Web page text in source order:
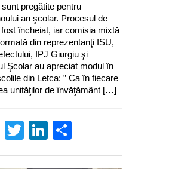
pregătite pentru
an şcolar. Procesul de
încheiat, iar comisia mixtă
din reprezentanţi ISU,
IPJ Giurgiu şi
Şcolar au apreciat modul în
din Letca: ” Ca în fiecare
unităţilor de învăţământ […]
WhatsApp
TwitterLinkedIn